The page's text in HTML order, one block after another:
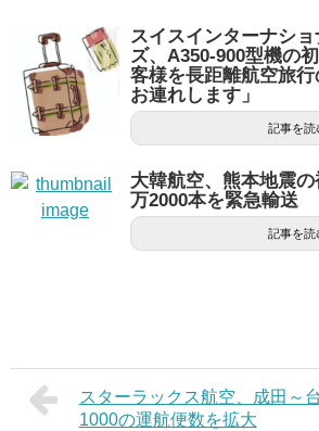
スイスインターナシ
ズ、A350-900型機の
客様を長距離航空旅
お連れします」
記事を読
大韓航空、熊本地震
万2000本を緊急輸送
記事を読
スターラックス航空、成田～
1000の運航便数を拡大